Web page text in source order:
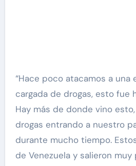
“Hace poco atacamos a una
cargada de drogas, esto fue
Hay más de donde vino
drogas entrando a nuestro
durante mucho tiempo.
de Venezuela y salieron